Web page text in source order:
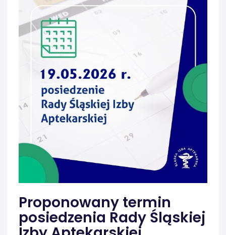
Proponowany termin
posiedzenia Rady Śląskiej